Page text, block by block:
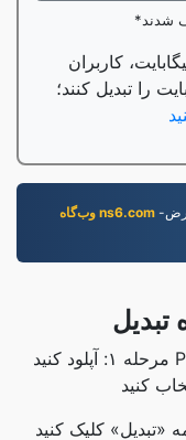
رایگان فایل‌های تا حجم ۱ گیگابایت، کاربران
وب‌گاه ns6.com -دومين خودتون رو با 2 دلار در سال بخريد. در عرض
مرحله ۱: آپلود کنید PNG فایل‌ها را با استفاده از دکمه بالا یا